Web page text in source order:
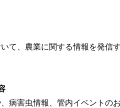
て、農業に関する情報を発信
病害虫情報、管内イベントの